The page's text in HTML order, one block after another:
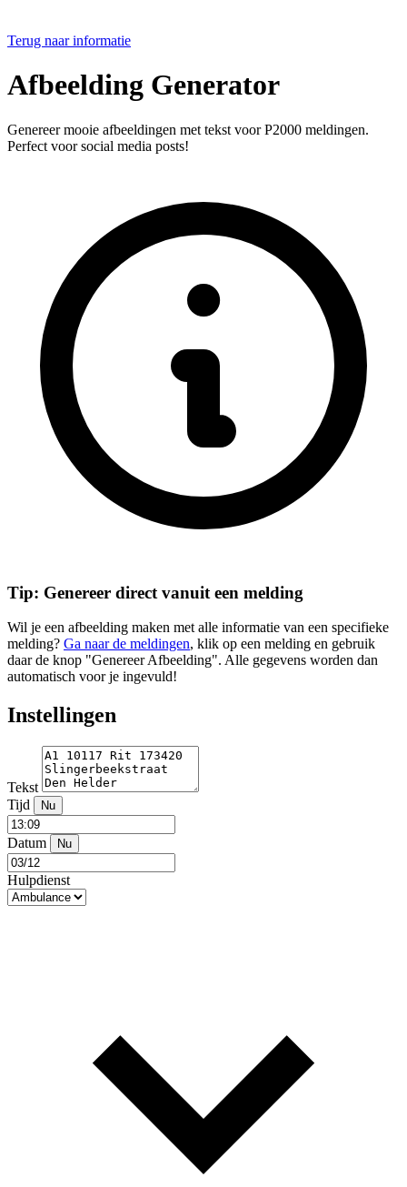
Terug naar informatie
Afbeelding Generator
Genereer mooie afbeeldingen met tekst voor P2000 meldingen.
Perfect voor social media posts!
Tip: Genereer direct vanuit een melding
Wil je een afbeelding maken met alle informatie van een specifieke
melding? Ga naar de meldingen, klik op een melding en gebruik
daar de knop "Genereer Afbeelding". Alle gegevens worden dan
automatisch voor je ingevuld!
Instellingen
Tekst
Tijd
Nu
Datum Nu
Hulpdienst